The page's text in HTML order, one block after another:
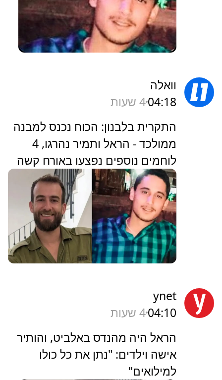
וואלה
04:184 שעות
התקרית בלבנון: הכוח נכנס למבנה
ממולכד - הראל ותמיר נהרגו, 4
לוחמים נוספים נפצעו באורח קשה
ynet
04:104 שעות
הראל היה מהנדס באלביט, והותיר
אישה וילדים: "נתן את כל כולו
למילואים"